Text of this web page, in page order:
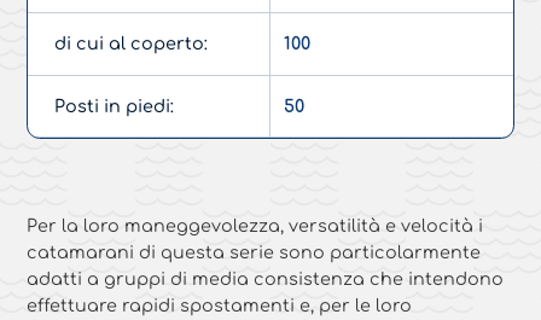
di cui al coperto: 100
Posti in piedi: 50
Per la loro maneggevolezza, versatilità e velocità i
catamarani di questa serie sono particolarmente
adatti a gruppi di media consistenza che intendono
effettuare rapidi spostamenti e, per le loro